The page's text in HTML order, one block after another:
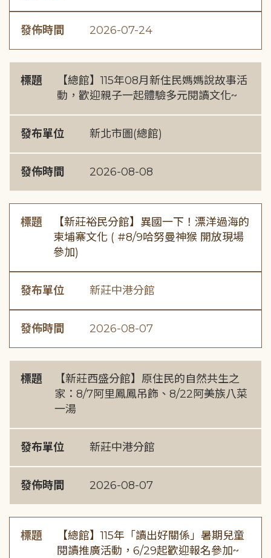
發佈時間 2026-07-24
標題
【總館】115年08月新住民媽媽說故事活
動，歡迎親子一起體驗多元閱讀文化~
發布單位 新北市圖(總館)
發佈時間 2026-08-08
標題
【新莊裕民分館】異國一下！漂洋過海的
柬埔寨文化 ( #8/9哈努曼神猴 開放現場
參加)
發布單位 新莊中港分館
發佈時間 2026-08-07
標題
【新莊西盛分館】原住民的自然共生之
家：8/7阿里鳳鳳吊飾、8/22阿美族八菜
一湯
發布單位 新莊中港分館
發佈時間 2026-08-07
標題
【總館】115年「讀出好關係」暑期兒童
閱讀推廣活動，6/29起歡迎報名參加~